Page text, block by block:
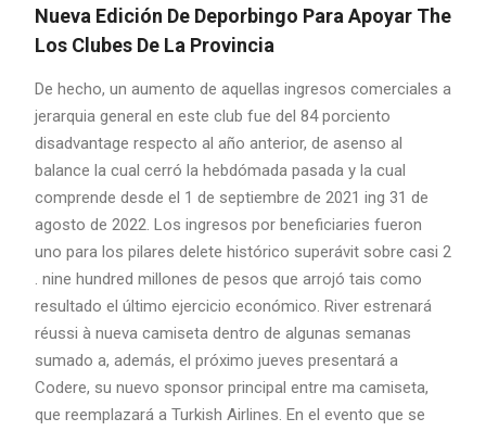
Nueva Edición De Deporbingo Para Apoyar The
Los Clubes De La Provincia
De hecho, un aumento de aquellas ingresos comerciales a
jerarquia general en este club fue del 84 porciento
disadvantage respecto al año anterior, de asenso al
balance la cual cerró la hebdómada pasada y la cual
comprende desde el 1 de septiembre de 2021 ing 31 de
agosto de 2022. Los ingresos por beneficiaries fueron
uno para los pilares delete histórico superávit sobre casi 2
. nine hundred millones de pesos que arrojó tais como
resultado el último ejercicio económico. River estrenará
réussi à nueva camiseta dentro de algunas semanas
sumado a, además, el próximo jueves presentará a
Codere, su nuevo sponsor principal entre ma camiseta,
que reemplazará a Turkish Airlines. En el evento que se